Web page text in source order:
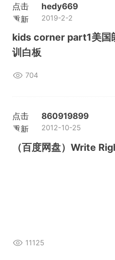
点击
重新
加载
hedy669
2019-2-2
kids corner part1美国
训白板
704
点击
重新
加载
860919899
2012-10-25
（百度网盘）Write
11125